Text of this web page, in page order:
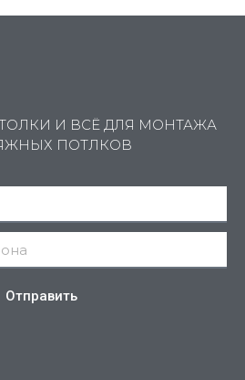
И ВСЁ ДЛЯ МОНТАЖА
ПОТЛКОВ
Отправить